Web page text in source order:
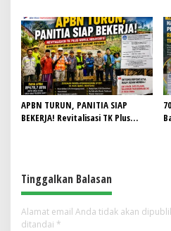
Anti Maksiat
APBN TURUN, PANITIA SIAP
BEKERJA! Revitalisasi TK Plus
Tinggalkan Balasan
Alamat email Anda tidak akan
ditandai *